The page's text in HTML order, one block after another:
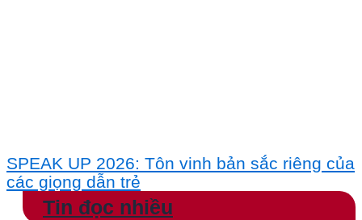
SPEAK UP 2026: Tôn vinh bản sắc riêng của
các giọng dẫn trẻ
Tin đọc nhiều